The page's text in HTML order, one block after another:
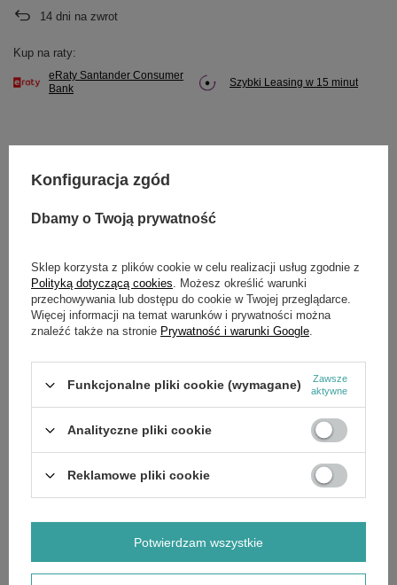
14 dni na zwrot
Kup na raty:
eRaty Santander Consumer
Bank
Szybki Leasing w 15 minut
Potrzebujesz pomocy? Masz pytania?
najciekawsze pytania i odpowiedzi publikując
SZCZEGÓŁOWE DANE
Symbol 020669
OPINIE (0)
Konfiguracja zgód
Dbamy o Twoją prywatność
Sklep korzysta z plików cookie w celu realizacji usług zgodnie z
Polityką dotyczącą cookies . Możesz określić warunki
przechowywania lub dostępu do cookie w Twojej przeglądarce.
Więcej informacji na temat warunków i prywatności można
znaleźć także na stronie Prywatność i warunki Google
Funkcjonalne pliki cookie (wymagane)
Zawsze
aktywne
Analityczne pliki cookie
Reklamowe pliki cookie
Potwierdzam wszystkie